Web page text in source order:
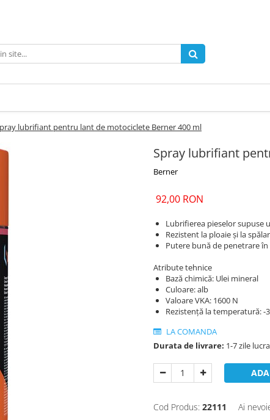
lubrifiant pentru lant de motociclete Berner 400 ml
Spray lubrifiant
Berner
92,00 RON
Lubrifierea pieselor supuse
Rezistent la ploaie și la
Putere bună de penetrare
Atribute tehnice
Bază chimică: Ulei mineral
Culoare: alb
Valoare VKA: 1600 N
Rezistență la temperatură: -
LA COMANDA
Durata de livrare: 1-7 zile
Cod Produs: 22111 Ai